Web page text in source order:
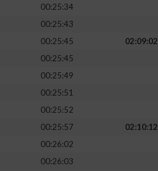
00:25:34
00:25:43
00:25:45
02:09:02
00:25:45
00:25:49
00:25:51
00:25:52
00:25:57
02:10:12
00:26:02
00:26:03